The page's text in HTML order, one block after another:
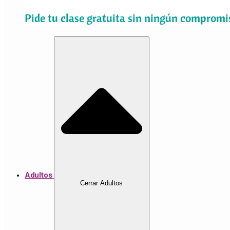
Pide tu clase gratuita sin ningún
Adultos
Cerrar Adultos